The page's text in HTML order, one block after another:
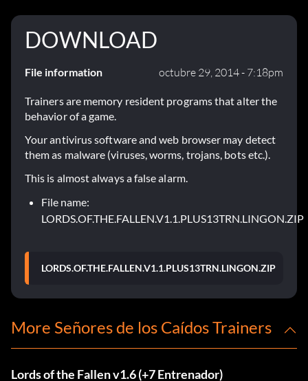
DOWNLOAD
File information octubre 29, 2014 - 7:18pm
Trainers are memory resident programs that alter the
behavior of a game.
Your antivirus software and web browser may detect
them as malware (viruses, worms, trojans, bots etc.).
This is almost always a false alarm.
File name:
LORDS.OF.THE.FALLEN.V1.1.PLUS13TRN.LINGON.ZIP
LORDS.OF.THE.FALLEN.V1.1.PLUS13TRN.LINGON.ZIP
More Señores de los Caídos Trainers
Lords of the Fallen v1.6 (+7 Entrenador)